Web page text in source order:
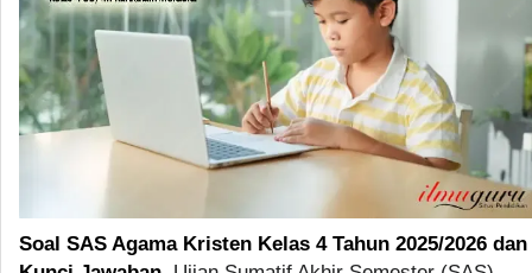
Soal SAS Agama Kristen Kelas 4 Tahun 2025/2026 dan